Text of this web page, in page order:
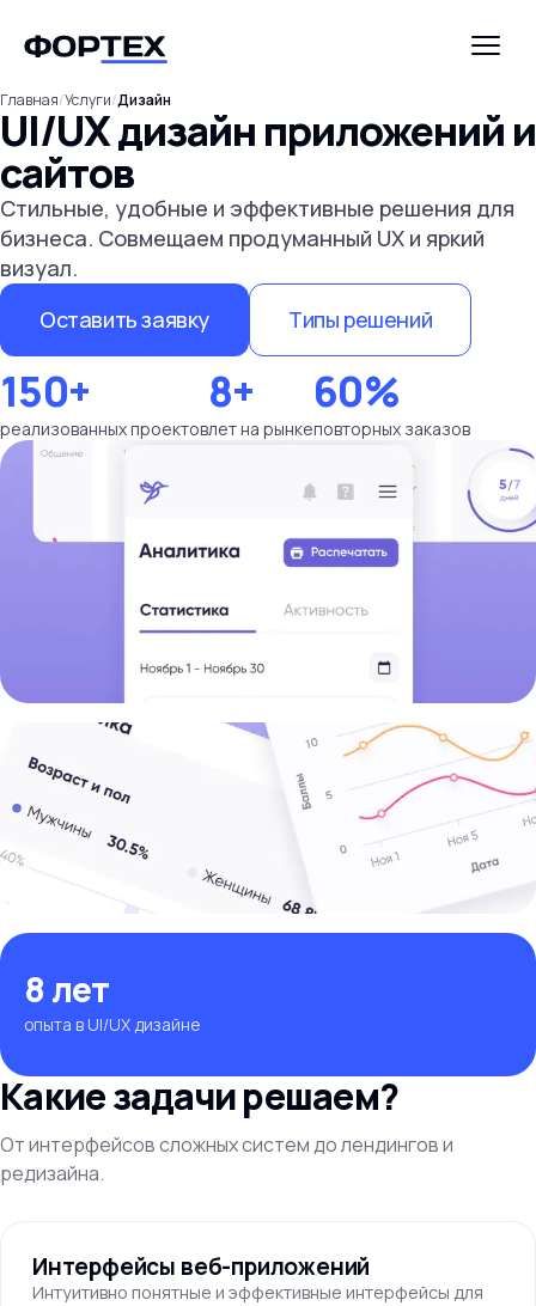
Главная/Услуги/Дизайн
UI/UX дизайн приложений и
сайтов
Стильные, удобные и эффективные решения для
бизнеса. Совмещаем продуманный UX и яркий
визуал.
Оставить заявку
Типы решений
150+
реализованных проектов
8+
лет на рынке
60%
повторных заказов
8 лет
опыта в UI/UX дизайне
Какие задачи решаем?
От интерфейсов сложных систем до лендингов и
редизайна.
Интерфейсы веб-приложений
Интуитивно понятные и эффективные интерфейсы для